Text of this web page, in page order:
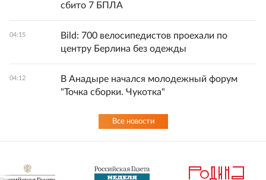
сбито 7 БПЛА
04:15
Bild: 700 велосипедистов проехали по
центру Берлина без одежды
04:12
В Анадыре начался молодежный форум
"Точка сборки. Чукотка"
Все новости